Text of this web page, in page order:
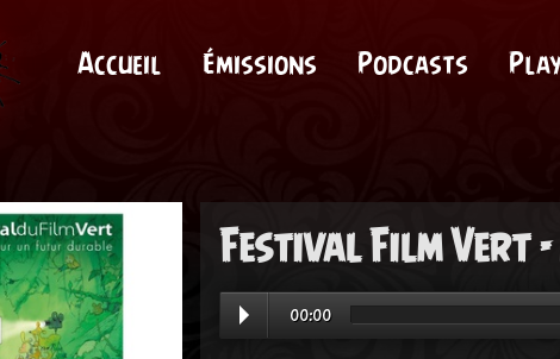
Accueil Émissions Podcasts
Festival Film Vert
00:00